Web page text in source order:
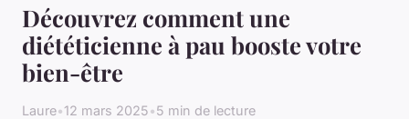
Découvrez comment une
diététicienne à pau booste votre
bien-être
Laure•12 mars 2025•5 min de lecture